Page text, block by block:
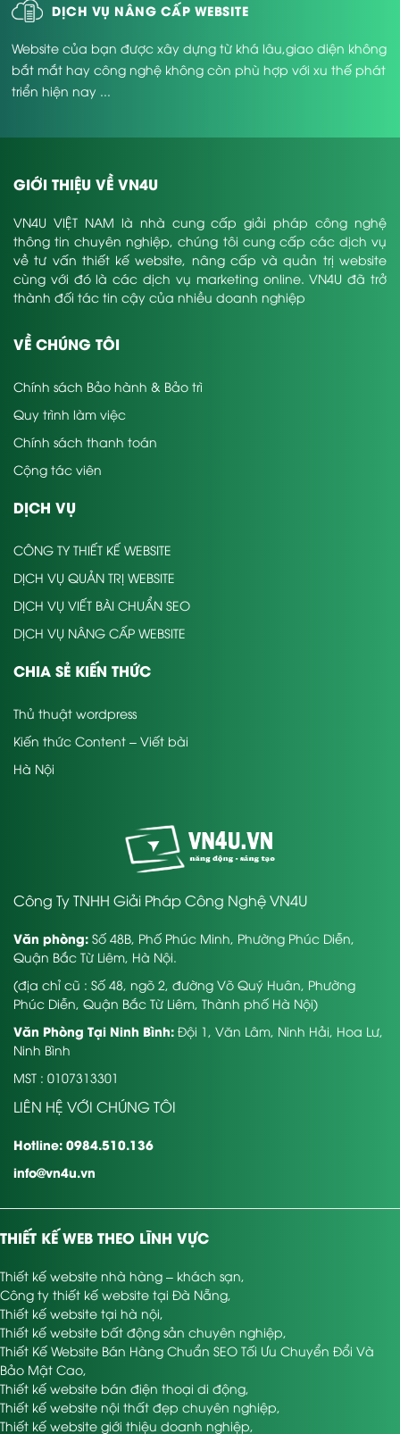
DỊCH VỤ NÂNG CẤP WEBSITE
Website của bạn được xây dựng từ khá lâu,giao diện không
bắt mắt hay công nghệ không còn phù hợp với xu thế phát
triển hiện nay ...
GIỚI THIỆU VỀ VN4U
VN4U VIỆT NAM là nhà cung cấp giải pháp công nghệ
thông tin chuyên nghiệp, chúng tôi cung cấp các dịch vụ
về tư vấn thiết kế website, nâng cấp và quản trị website
cùng với đó là các dịch vụ marketing online. VN4U đã trở
thành đối tác tin cậy của nhiều doanh nghiệp
VỀ CHÚNG TÔI
Chính sách Bảo hành & Bảo trì
Quy trình làm việc
Chính sách thanh toán
Cộng tác viên
DỊCH VỤ
CÔNG TY THIẾT KẾ WEBSITE
DỊCH VỤ QUẢN TRỊ WEBSITE
DỊCH VỤ VIẾT BÀI CHUẨN SEO
DỊCH VỤ NÂNG CẤP WEBSITE
CHIA SẺ KIẾN THỨC
Thủ thuật wordpress
Kiến thức Content – Viết bài
Hà Nội
Công Ty TNHH Giải Pháp Công Nghệ VN4U
Văn phòng: Số 48B, Phố Phúc Minh, Phường Phúc Diễn,
Quận Bắc Từ Liêm, Hà Nội.
(địa chỉ cũ : Số 48, ngõ 2, đường Võ Quý Huân, Phường
Phúc Diễn, Quận Bắc Từ Liêm, Thành phố Hà Nội)
Văn Phòng Tại Ninh Bình: Đội 1, Văn Lâm, Ninh Hải, Hoa Lư,
Ninh Bình
MST : 0107313301
LIÊN HỆ VỚI CHÚNG TÔI
Hotline: 0984.510.136
info@vn4u.vn
THIẾT KẾ WEB THEO LĨNH VỰC
Thiết kế website nhà hàng – khách sạn,
Công ty thiết kế website tại Đà Nẵng,
Thiết kế website tại hà nội,
Thiết kế website bất động sản chuyên nghiệp,
Thiết Kế Website Bán Hàng Chuẩn SEO Tối Ưu Chuyển Đổi Và
Bảo Mật Cao,
Thiết kế website bán điện thoại di động,
Thiết kế website nội thất đẹp chuyên nghiệp,
Thiết kế website giới thiệu doanh nghiệp,